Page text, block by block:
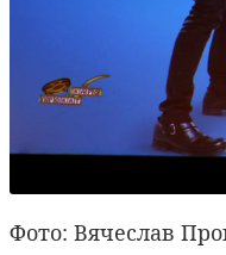
Фото: Вячеслав